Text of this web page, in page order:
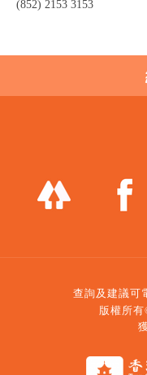
(852) 2153 3153
查詢及建議可
版權所